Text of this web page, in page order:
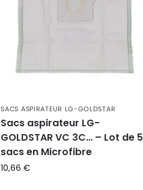
SACS ASPIRATEUR LG-GOLDSTAR
Sacs aspirateur LG-
GOLDSTAR VC 3C… – Lot de 5
sacs en Microfibre
10,66€